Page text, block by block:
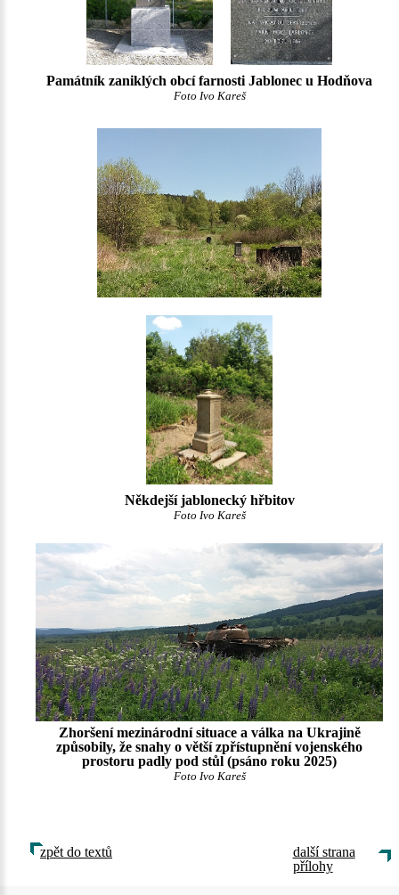
Památník zaniklých obcí farnosti Jablonec u Hodňova
Foto Ivo Kareš
Někdejší jablonecký hřbitov
Foto Ivo Kareš
Zhoršení mezinárodní situace a válka na Ukrajině
způsobily, že snahy o větší zpřístupnění vojenského
prostoru padly pod stůl (psáno roku 2025)
Foto Ivo Kareš
zpět do textů
další strana
přílohy